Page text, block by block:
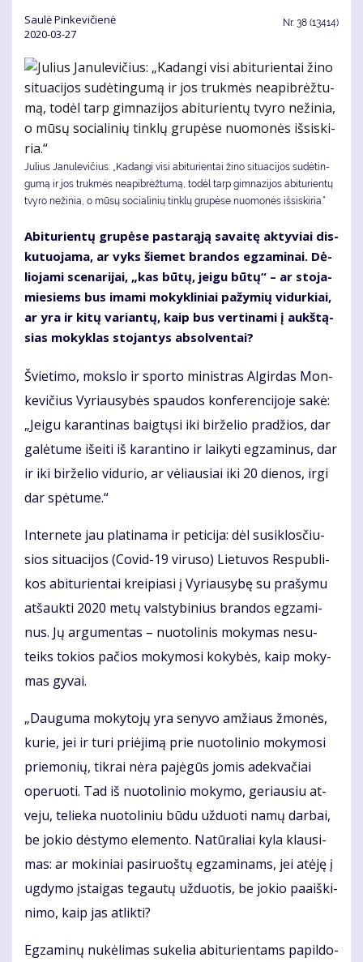
Saulė Pinkevičienė
2020-03-27
Nr. 38 (13414)
Ju­lius Ja­nu­le­vi­čius: „Ka­dan­gi vi­si abi­tu­rien­tai ži­no si­tu­a­ci­jos su­dė­tin­
gu­mą ir jos truk­mės ne­apib­rėž­tu­mą, to­dėl tarp gim­na­zi­jos abi­tu­rien­tų
tvy­ro ne­ži­nia, o mū­sų so­cia­li­nių tin­klų gru­pė­se nuo­mo­nės iš­si­ski­ria.“
Abi­tu­rien­tų gru­pė­se pas­ta­rą­ją sa­vai­tę ak­ty­viai dis­
ku­tuo­ja­ma, ar vyks šie­met bran­dos eg­za­mi­nai. Dė­
lio­ja­mi sce­na­ri­jai, „kas bū­tų, jei­gu bū­tų“ – ar sto­ja­
mie­siems bus ima­mi mo­kyk­li­niai pa­žy­mių vi­dur­kiai,
ar yra ir ki­tų va­rian­tų, kaip bus ver­ti­na­mi į aukš­tą­
sias mo­kyk­las sto­jan­tys ab­sol­ven­tai?
Švie­ti­mo, moks­lo ir spor­to mi­nist­ras Al­gir­das Mon­
ke­vi­čius Vy­riau­sy­bės spau­dos kon­fe­ren­ci­jo­je sa­kė:
„Jei­gu ka­ran­ti­nas baig­tų­si iki bir­že­lio pra­džios, dar
ga­lė­tu­me iš­ei­ti iš ka­ran­ti­no ir lai­ky­ti eg­za­mi­nus, dar
ir iki bir­že­lio vi­du­rio, ar vė­liau­siai iki 20 die­nos, ir­gi
dar spė­tu­me.“
In­ter­ne­te jau pla­ti­na­ma ir pe­ti­ci­ja: dėl su­si­klos­čiu­
sios si­tu­a­ci­jos (Co­vid-19 vi­ru­so) Lie­tu­vos Res­pub­li­
kos abi­tu­rien­tai krei­pia­si į Vy­riau­sy­bę su pra­šy­mu
at­šauk­ti 2020 me­tų vals­ty­bi­nius bran­dos eg­za­mi­
nus. Jų ar­gu­men­tas – nuo­to­li­nis mo­ky­mas ne­su­
teiks to­kios pa­čios mo­ky­mo­si ko­ky­bės, kaip mo­ky­
mas gy­vai.
„Dau­gu­ma mo­ky­to­jų yra se­ny­vo am­žiaus žmo­nės,
ku­rie, jei ir tu­ri pri­ėji­mą prie nuo­to­li­nio mo­ky­mo­si
prie­mo­nių, tik­rai nė­ra pa­jė­gūs jo­mis adek­va­čiai
ope­ruo­ti. Tad iš nuo­to­li­nio mo­ky­mo, ge­riau­siu at­
ve­ju, te­lie­ka nuo­to­li­niu bū­du už­duo­ti na­mų dar­bai,
be jo­kio dės­ty­mo ele­men­to. Na­tū­ra­liai ky­la klau­si­
mas: ar mo­ki­niai pa­si­ruoš­tų eg­za­mi­nams, jei at­ėję į
ug­dy­mo įstai­gas te­gau­tų už­duo­tis, be jo­kio pa­aiš­ki­
ni­mo, kaip jas at­lik­ti?
Eg­za­mi­nų nu­kė­li­mas su­ke­lia abi­tu­rien­tams pa­pil­do­